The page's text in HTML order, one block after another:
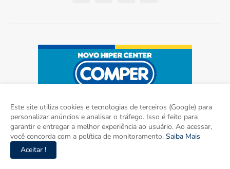
Este site utiliza cookies e tecnologias de terceiros (Google) para
personalizar anúncios e analisar o tráfego. Isso é feito para
garantir e entregar a melhor experiência ao usuário. Ao acessar,
você concorda com a política de monitoramento. Saiba Mais
Aceitar !